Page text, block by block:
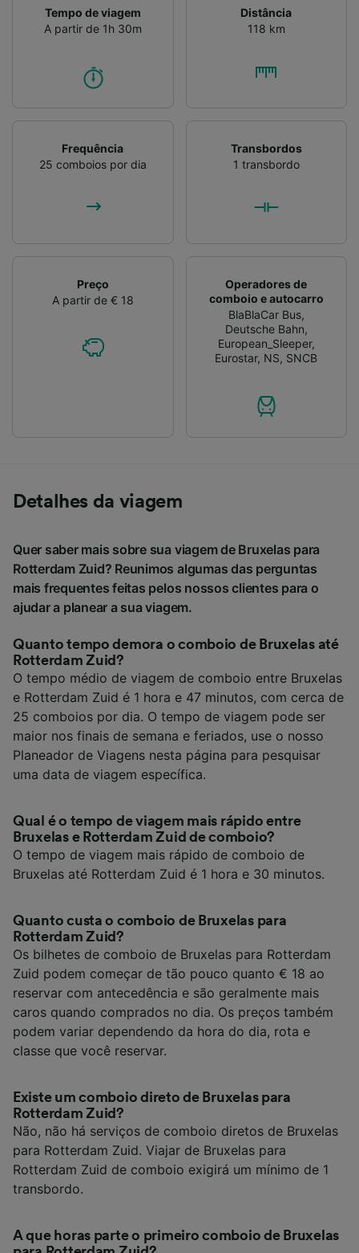
Tempo de viagem
A partir de 1h 30m
Distância
118 km
Frequência
25 comboios por dia
Transbordos
1 transbordo
Preço
A partir de € 18
Operadores de
comboio e autocarro
BlaBlaCar Bus,
Deutsche Bahn,
European_Sleeper,
Eurostar, NS, SNCB
Detalhes da viagem
Quer saber mais sobre sua viagem de Bruxelas para
Rotterdam Zuid? Reunimos algumas das perguntas
mais frequentes feitas pelos nossos clientes para o
ajudar a planear a sua viagem.
Quanto tempo demora o comboio de Bruxelas até
Rotterdam Zuid?
O tempo médio de viagem de comboio entre Bruxelas
e Rotterdam Zuid é 1 hora e 47 minutos, com cerca de
25 comboios por dia. O tempo de viagem pode ser
maior nos finais de semana e feriados, use o nosso
Planeador de Viagens nesta página para pesquisar
uma data de viagem específica.
Qual é o tempo de viagem mais rápido entre
Bruxelas e Rotterdam Zuid de comboio?
O tempo de viagem mais rápido de comboio de
Bruxelas até Rotterdam Zuid é 1 hora e 30 minutos.
Quanto custa o comboio de Bruxelas para
Rotterdam Zuid?
Os bilhetes de comboio de Bruxelas para Rotterdam
Zuid podem começar de tão pouco quanto € 18 ao
reservar com antecedência e são geralmente mais
caros quando comprados no dia. Os preços também
podem variar dependendo da hora do dia, rota e
classe que você reservar.
Existe um comboio direto de Bruxelas para
Rotterdam Zuid?
Não, não há serviços de comboio diretos de Bruxelas
para Rotterdam Zuid. Viajar de Bruxelas para
Rotterdam Zuid de comboio exigirá um mínimo de 1
transbordo.
A que horas parte o primeiro comboio de Bruxelas